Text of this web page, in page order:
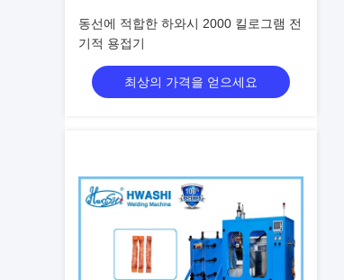
동선에 적합한 하와시 2000 킬로그램 전
기적 용접기
최상의 가격을 얻으세요